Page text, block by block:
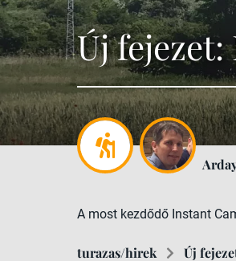
Új
A most kezdődő Instant
turazas/hirek Új